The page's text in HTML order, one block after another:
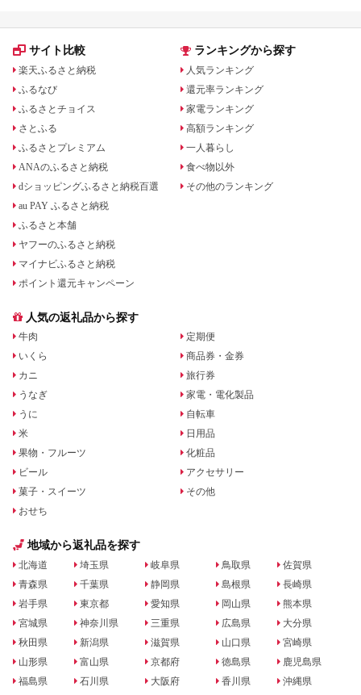
サイト比較
楽天ふるさと納税
ふるなび
ふるさとチョイス
さとふる
ふるさとプレミアム
ANAのふるさと納税
dショッピングふるさと納税百選
au PAY ふるさと納税
ふるさと本舗
ヤフーのふるさと納税
マイナビふるさと納税
ポイント還元キャンペーン
ランキングから探す
人気ランキング
還元率ランキング
家電ランキング
高額ランキング
一人暮らし
食べ物以外
その他のランキング
人気の返礼品から探す
牛肉
いくら
カニ
うなぎ
うに
米
果物・フルーツ
ビール
菓子・スイーツ
おせち
定期便
商品券・金券
旅行券
家電・電化製品
自転車
日用品
化粧品
アクセサリー
その他
地域から返礼品を探す
北海道
青森県
岩手県
宮城県
秋田県
山形県
福島県
埼玉県
千葉県
東京都
神奈川県
新潟県
富山県
石川県
岐阜県
静岡県
愛知県
三重県
滋賀県
京都府
大阪府
鳥取県
島根県
岡山県
広島県
山口県
徳島県
香川県
佐賀県
長崎県
熊本県
大分県
宮崎県
鹿児島県
沖縄県